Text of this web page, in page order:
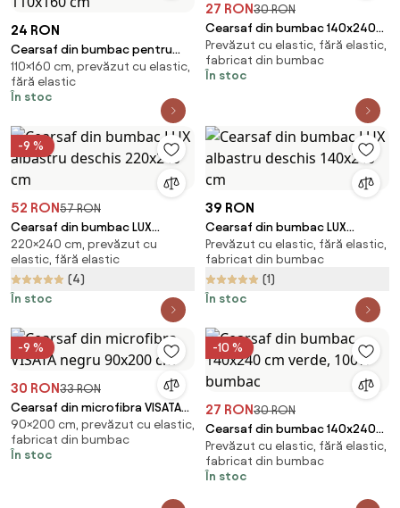
24 RON
Cearsaf din bumbac pentru
patutul copilului FLORAL NEST
verde 110x160 cm
110×160 cm, prevăzut cu elastic,
fără elastic
În stoc
27 RON30 RON
Cearsaf din bumbac 140x240
cm albastru deschis, 100%
bumbac
Prevăzut cu elastic, fără elastic,
fabricat din bumbac
În stoc
-9 %
52 RON57 RON
Cearsaf din bumbac LUX
albastru deschis 220x240 cm
220×240 cm, prevăzut cu
elastic, fără elastic
(4)
În stoc
39 RON
Cearsaf din bumbac LUX
albastru deschis 140x240 cm
Prevăzut cu elastic, fără elastic,
fabricat din bumbac
(1)
În stoc
-9 %
30 RON33 RON
Cearsaf din microfibra VISATA
negru 90x200 cm
90×200 cm, prevăzut cu elastic,
fabricat din bumbac
În stoc
-10 %
27 RON30 RON
Cearsaf din bumbac 140x240
cm verde, 100% bumbac
Prevăzut cu elastic, fără elastic,
fabricat din bumbac
În stoc